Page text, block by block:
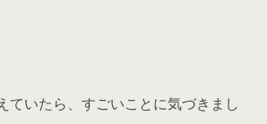
ていたら、すごいことに気づきまし